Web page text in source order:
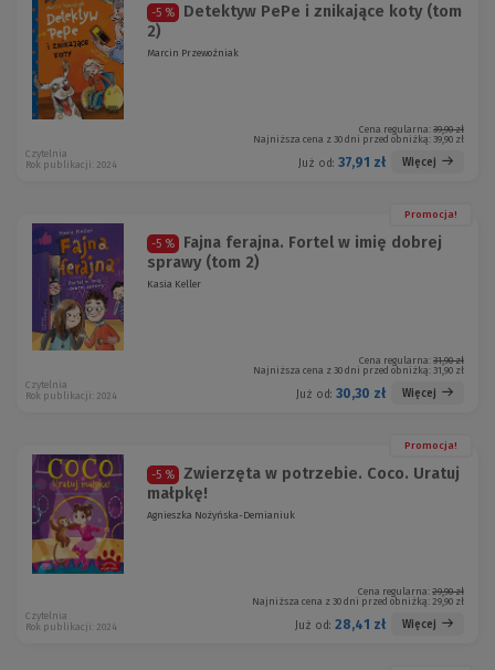
-5 %
Detektyw PePe i znikające koty (tom
2)
Marcin Przewoźniak
Cena regularna: 39,90 zł
Najniższa cena z 30 dni przed obniżką: 39,90 zł
Już od: 37,91 zł Więcej
Czytelnia
Rok publikacji: 2024
Promocja!
-5 %
Fajna ferajna. Fortel w imię dobrej
sprawy (tom 2)
Kasia Keller
Cena regularna: 31,90 zł
Najniższa cena z 30 dni przed obniżką: 31,90 zł
Już od: 30,30 zł Więcej
Czytelnia
Rok publikacji: 2024
Promocja!
-5 %
Zwierzęta w potrzebie. Coco. Uratuj
małpkę!
Agnieszka Nożyńska-Demianiuk
Cena regularna: 29,90 zł
Najniższa cena z 30 dni przed obniżką: 29,90 zł
Już od: 28,41 zł Więcej
Czytelnia
Rok publikacji: 2024